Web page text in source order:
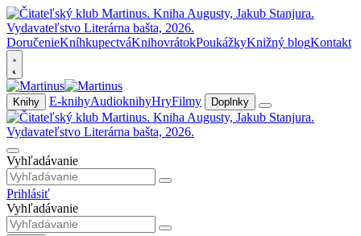
DoručenieKníhkupectváKnihovrátokPoukážkyKnižný blogKontakt
Knihy E-knihyAudioknihyHryFilmy Doplnky
Vyhľadávanie
Prihlásiť
Vyhľadávanie